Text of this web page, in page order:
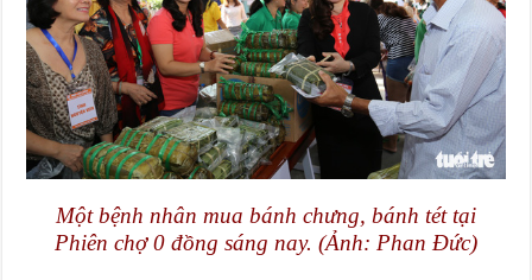
Một bệnh nhân mua bánh chưng, bánh tét tại
Phiên chợ 0 đồng sáng nay. (Ảnh: Phan Đức)